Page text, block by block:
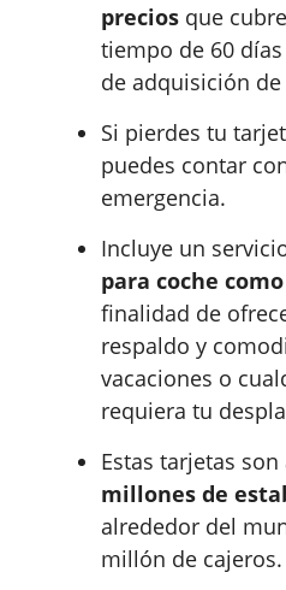
precios que
tiempo de 60
de adquisición
Si pierdes tu
puedes contar
emergencia.
Incluye un
para coche
finalidad de
respaldo y
vacaciones o
requiera tu
Estas tarjetas
millones de
alrededor del
millón de cajeros.